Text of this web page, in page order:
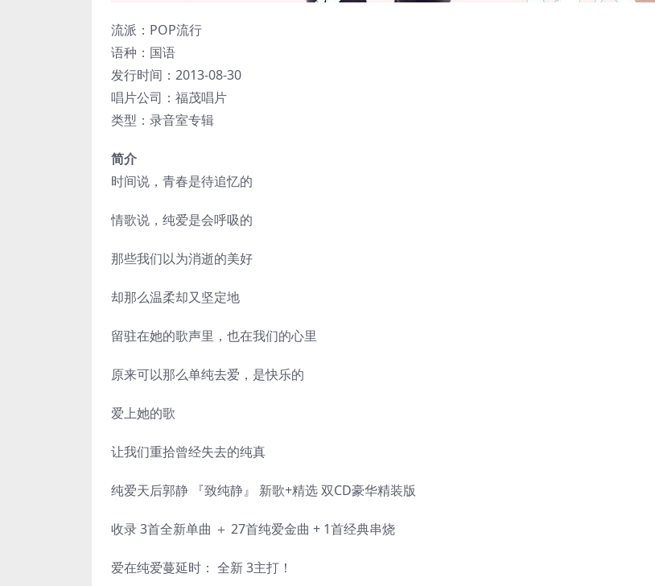
流派：POP流行
语种：国语
发行时间：2013-08-30
唱片公司：福茂唱片
类型：录音室专辑
简介
时间说，青春是待追忆的
情歌说，纯爱是会呼吸的
那些我们以为消逝的美好
却那么温柔却又坚定地
留驻在她的歌声里，也在我们的心里
原来可以那么单纯去爱，是快乐的
爱上她的歌
让我们重拾曾经失去的纯真
纯爱天后郭静 『致纯静』 新歌+精选 双CD豪华精装版
收录 3首全新单曲 ＋ 27首纯爱金曲 + 1首经典串烧
爱在纯爱蔓延时： 全新 3主打！